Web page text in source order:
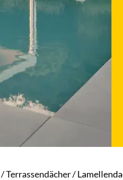
/Terrassendächer/